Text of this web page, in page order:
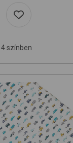
4 színben